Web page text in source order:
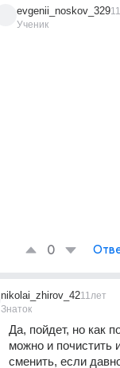
evgenii_noskov_329
Ученик
0
nikolai_zhirov_42
Знаток
11лет
Да, пойдет, но как
можно и почистить
сменить, если